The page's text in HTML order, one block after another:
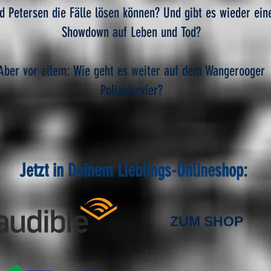
Petersen die Fälle lösen können? Und gibt es wieder
Showdown auf Leben und Tod?
vor allem: Wie geht es weiter auf dem Wangerooger
Polizeirevier?
Jetzt in Deinem Lieblings-Onlineshop:
ZUM SHOP